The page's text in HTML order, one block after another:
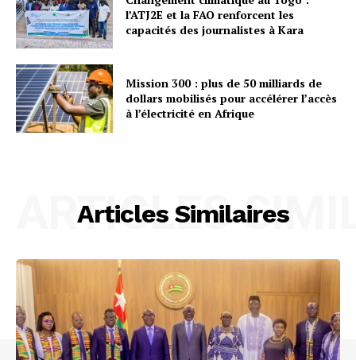
l’ATJ2E et la FAO renforcent les
capacités des journalistes à Kara
Mission 300 : plus de 50 milliards de
dollars mobilisés pour accélérer l’accès
à l’électricité en Afrique
Articles Similaires
ARTICLES